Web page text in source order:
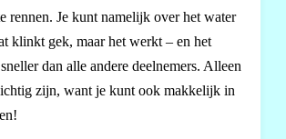
rennen. Je kunt namelijk over het water
klinkt gek, maar het werkt – en het
dan alle andere deelnemers. Alleen
zijn, want je kunt ook makkelijk in